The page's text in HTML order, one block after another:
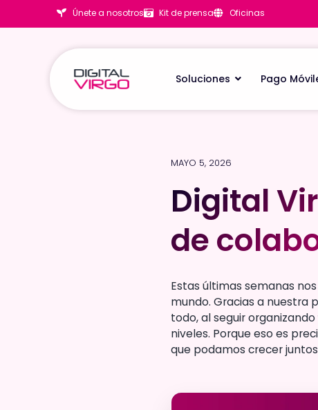
Únete a nosotros Kit de prensa Oficinas
Soluciones Pago
MAYO 5, 2026
Digital
de
Digital
de
Estas últimas semanas
mundo. Gracias a nuestra
todo, al seguir
niveles. Porque eso es
que podamos crecer